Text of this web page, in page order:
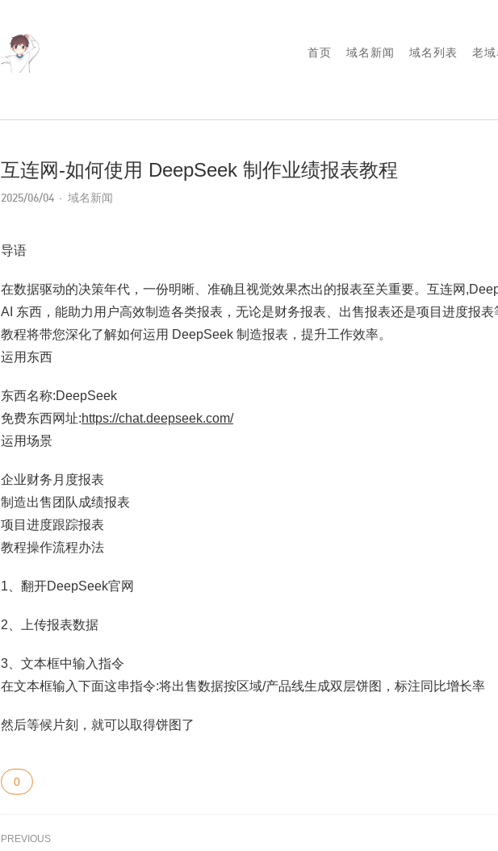
首页 域名新闻 域名列表 老
互连网-如何使用 DeepSeek 制作业绩报表教程
2025/06/04 域名新闻
导语
在数据驱动的决策年代，一份明晰、准确且视觉效果杰出的报表至关重要。互连网
AI 东西，能助力用户高效制造各类报表，无论是财务报表、出售报表还是项目进度报
教程将带您深化了解如何运用 DeepSeek 制造报表，提升工作效率。
运用东西
东西名称:DeepSeek
免费东西网址:https://chat.deepseek.com/
运用场景
企业财务月度报表
制造出售团队成绩报表
项目进度跟踪报表
教程操作流程办法
1、翻开DeepSeek官网
2、上传报表数据
3、文本框中输入指令
在文本框输入下面这串指令:将出售数据按区域/产品线生成双层饼图，标注同比增长率
然后等候片刻，就可以取得饼图了
0
PREVIOUS